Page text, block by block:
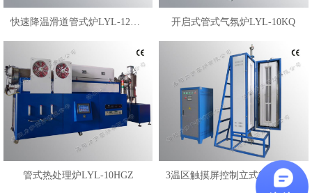
快速降温滑道管式炉LYL-12HLG 开启式管式气氛炉LYL-10KQ
管式热处理炉LYL-10HGZ 3温区触摸屏控制立式管式炉LYL-17VGLK